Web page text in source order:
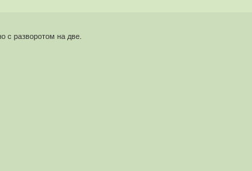
с разворотом на две.